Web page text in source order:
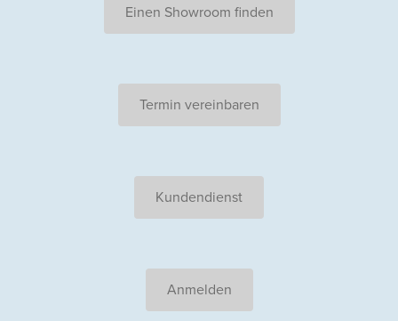
Einen Showroom finden
Termin vereinbaren
Kundendienst
Anmelden